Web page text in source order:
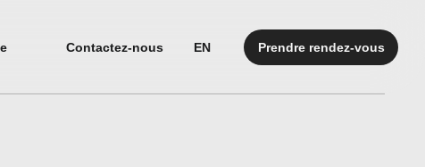
Prendre rendez-vous
Contactez-nous EN